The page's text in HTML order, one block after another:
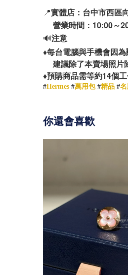
📍實體店：台中市西區
營業時間：10:00～
🔊注意
♦️每台電腦與手機會因
建議除了本賣場照片
♦️預購商品需等約14個工
#Hermes #萬用包 #精品 #
你還會喜歡